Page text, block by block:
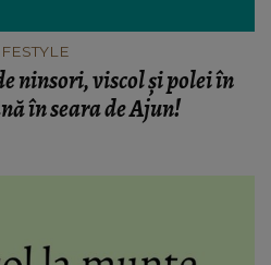
ninsori, viscol şi polei în
în seara de Ajun!